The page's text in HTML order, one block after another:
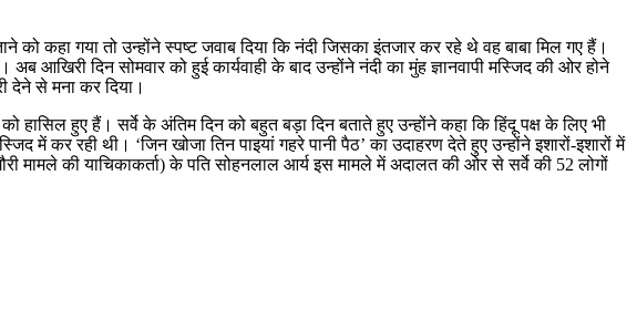
कहा गया तो उन्‍होंने स्‍पष्‍ट जवाब दिया कि नंदी जिसका इंतजार कर रहे थे वह बाबा मिल गए हैं।
आखिरी दिन सोमवार को हुई कार्यवाही के बाद उन्‍होंने नंदी का मुंह ज्ञानवापी मस्जिद की ओर होने
देने से मना कर दिया।
हासिल हुए हैं। सर्वे के अंतिम दिन को बहुत बड़ा दिन बताते हुए उन्होंने कहा कि हिंदू पक्ष के लिए भी
में कर रही थी। ‘जिन खोजा तिन पाइयां गहरे पानी पैठ’ का उदाहरण देते हुए उन्‍होंने इशारों-इशारों में
मामले की याचिकाकर्ता) के पति सोहनलाल आर्य इस मामले में अदालत की ओर से सर्वे की 52 लोगों